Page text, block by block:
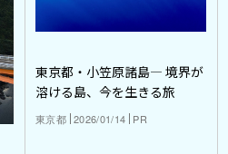
東京都・小笠原諸島― 境界が
溶ける島、今を生きる旅
東京都 2026/01/14 PR